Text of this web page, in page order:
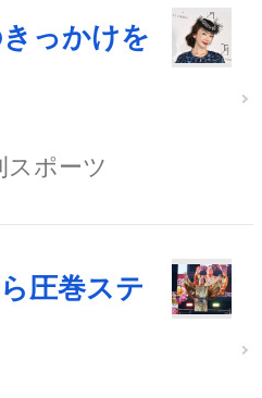
っかけを
スポーツ
圧巻ステ